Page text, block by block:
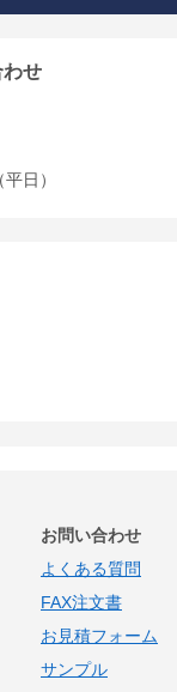
せ
日）
お問い合わせ
よくある質問
FAX注文書
お見積フォーム
サンプル